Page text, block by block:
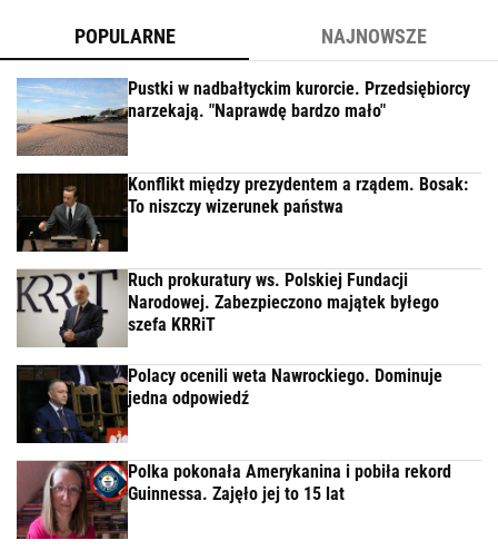
POPULARNE NAJNOWSZE
Pustki w nadbałtyckim kurorcie. Przedsiębiorcy
narzekają. "Naprawdę bardzo mało"
Konflikt między prezydentem a rządem. Bosak:
To niszczy wizerunek państwa
Ruch prokuratury ws. Polskiej Fundacji
Narodowej. Zabezpieczono majątek byłego
szefa KRRiT
Polacy ocenili weta Nawrockiego. Dominuje
jedna odpowiedź
Polka pokonała Amerykanina i pobiła rekord
Guinnessa. Zajęło jej to 15 lat